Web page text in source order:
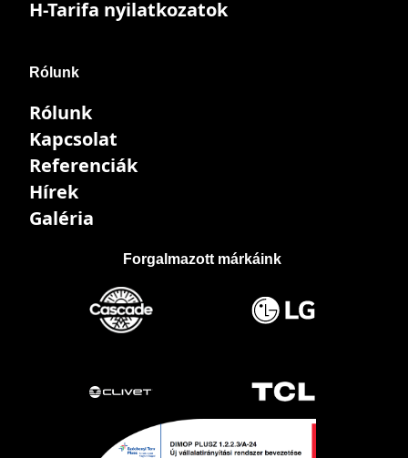
H-Tarifa nyilatkozatok
Rólunk
Rólunk
Kapcsolat
Referenciák
Hírek
Galéria
Forgalmazott márkáink